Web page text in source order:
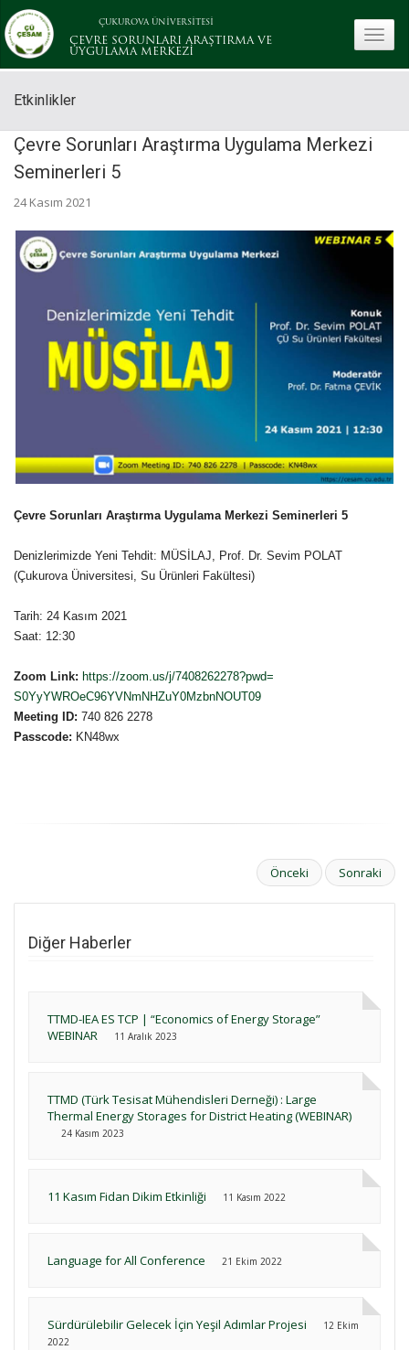
ÇUKUROVA ÜNİVERSİTESİ
ÇEVRE SORUNLARI ARAŞTIRMA VE
UYGULAMA MERKEZİ
Etkinlikler
Çevre Sorunları Araştırma Uygulama Merkezi
Seminerleri 5
24 Kasım 2021
Çevre Sorunları Araştırma Uygulama Merkezi Seminerleri 5
Denizlerimizde Yeni Tehdit: MÜSİLAJ, Prof. Dr. Sevim POLAT
(Çukurova Üniversitesi, Su Ürünleri Fakültesi)
Tarih: 24 Kasım 2021
Saat: 12:30
Zoom Link: https://zoom.us/j/7408262278?pwd=
S0YyYWROeC96YVNmNHZuY0MzbnNOUT09
Meeting ID: 740 826 2278
Passcode: KN48wx
Önceki Sonraki
Diğer Haberler
TTMD-IEA ES TCP | “Economics of Energy Storage”
WEBINAR
11 Aralık 2023
TTMD (Türk Tesisat Mühendisleri Derneği) : Large
Thermal Energy Storages for District Heating (WEBINAR)
24 Kasım 2023
11 Kasım Fidan Dikim Etkinliği 11 Kasım 2022
Language for All Conference 21 Ekim 2022
Sürdürülebilir Gelecek İçin Yeşil Adımlar Projesi
12 Ekim
2022